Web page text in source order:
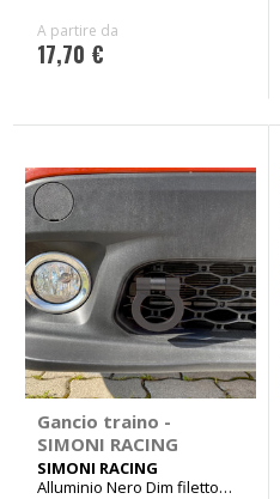
A partire da
17,70 €
Gancio traino -
SIMONI RACING
SIMONI RACING
Alluminio Nero Dim filetto